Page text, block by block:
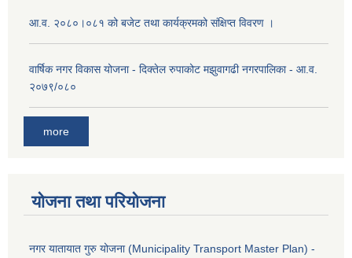
आ.व. २०८०।०८१ को बजेट तथा कार्यक्रमको संक्षिप्त विवरण ।
वार्षिक नगर विकास योजना - दिक्तेल रुपाकोट मझुवागढी नगरपालिका - आ.व.
२०७९/०८०
more
योजना तथा परियोजना
नगर यातायात गुरु योजना (Municipality Transport Master Plan) -